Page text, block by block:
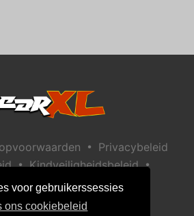
voor gebruikerssessies
ons cookiebeleid
• Privacybeleid
• Kindveiligheidsbeleid •
Help / Contact